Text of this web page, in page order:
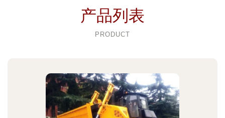
产品列表
PRODUCT